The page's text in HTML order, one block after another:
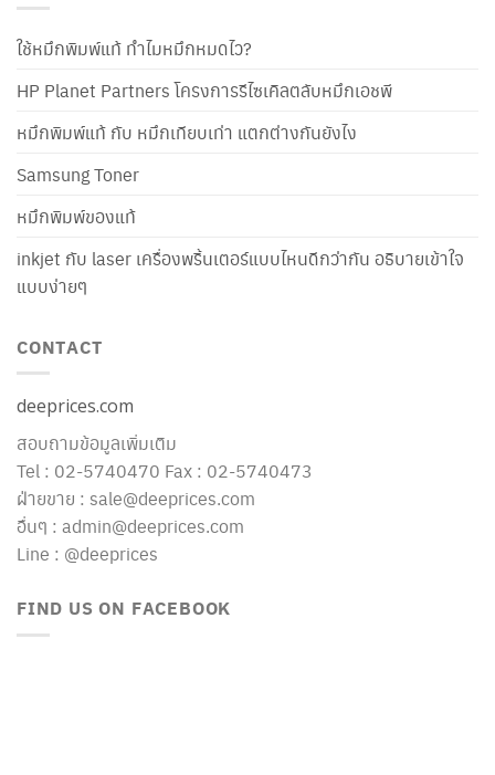
ใช้หมึกพิมพ์แท้ ทำไมหมึกหมดไว?
HP Planet Partners โครงการรีไซเคิลตลับหมึกเอชพี
หมึกพิมพ์แท้ กับ หมึกเทียบเท่า แตกต่างกันยังไง
Samsung Toner
หมึกพิมพ์ของแท้
inkjet กับ laser เครื่องพริ้นเตอร์แบบไหนดีกว่ากัน อธิบายเข้าใจ
แบบง่ายๆ
CONTACT
deeprices.com
สอบถามข้อมูลเพิ่มเติม
Tel : 02-5740470 Fax : 02-5740473
ฝ่ายขาย : sale@deeprices.com
อื่นๆ : admin@deeprices.com
Line : @deeprices
FIND US ON FACEBOOK